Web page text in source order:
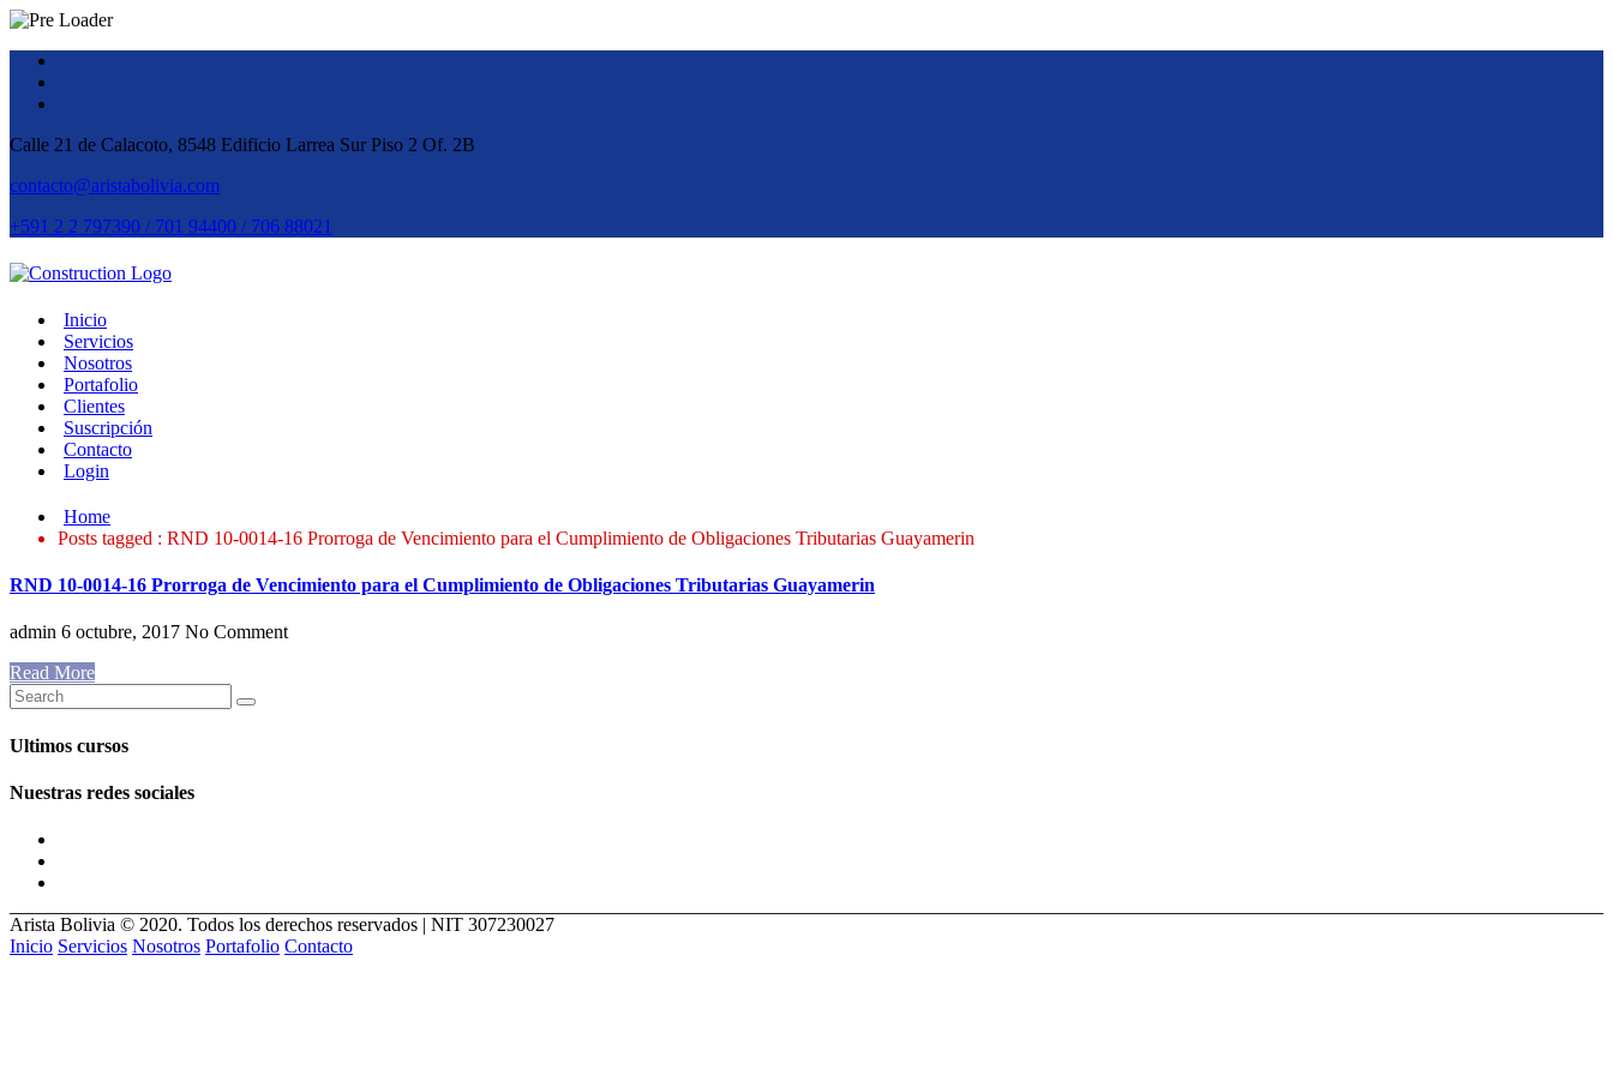
Calle 21 de Calacoto, 8548 Edificio Larrea Sur Piso 2 Of. 2B
contacto@aristabolivia.com
+591 2 2 797390 / 701 94400 / 706 88021
Inicio
Servicios
Nosotros
Portafolio
Clientes
Suscripción
Contacto
Login
Home
Posts tagged : RND 10-0014-16 Prorroga de Vencimiento para el Cumplimiento de Obligaciones Tributarias Guayamerin
RND 10-0014-16 Prorroga de Vencimiento para el Cumplimiento de Obligaciones Tributarias Guayamerin
admin 6 octubre, 2017 No Comment
Read More
Ultimos cursos
Nuestras redes sociales
Arista Bolivia © 2020. Todos los derechos reservados | NIT 307230027
Inicio Servicios Nosotros Portafolio Contacto